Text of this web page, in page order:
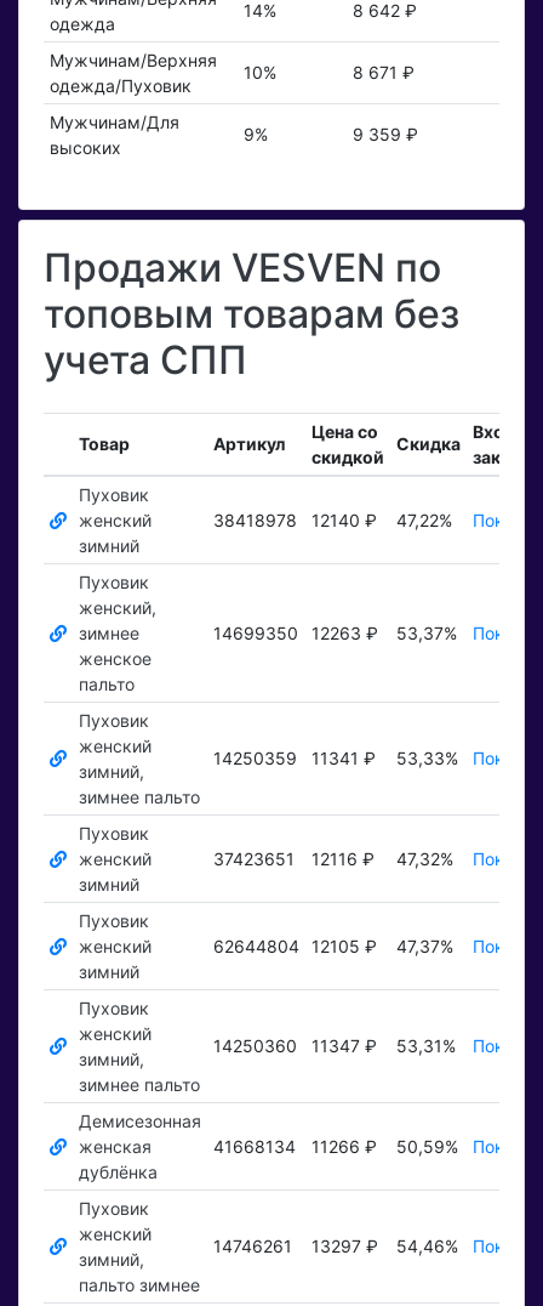
одежда
14% 8 642 ₽
Мужчинам/Верхняя
одежда/Пуховик
10% 8 671 ₽
Мужчинам/Для
высоких
9% 9 359 ₽
Продажи VESVEN по
топовым товарам без
учета СПП
Товар Артикул
Цена со
скидкой
Скидка
заказы
Пуховик
женский
зимний
38418978 12140 ₽ 47,22%
Пуховик
женский,
зимнее
женское
пальто
14699350 12263 ₽ 53,37%
Пуховик
женский
зимний,
зимнее пальто
14250359 11341 ₽ 53,33%
Пуховик
женский
зимний
37423651 12116 ₽ 47,32%
Пуховик
женский
зимний
62644804 12105 ₽ 47,37%
Пуховик
женский
зимний,
зимнее пальто
14250360 11347 ₽ 53,31%
Демисезонная
женская
дублёнка
41668134 11266 ₽ 50,59%
Пуховик
женский
зимний,
пальто зимнее
14746261 13297 ₽ 54,46%